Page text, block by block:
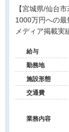
【宮城県/仙台市若林区】
1000万円への
メディア掲載
センティブ制
入れた成長企
給与
勤務地
施設形態
交通費
業務内容